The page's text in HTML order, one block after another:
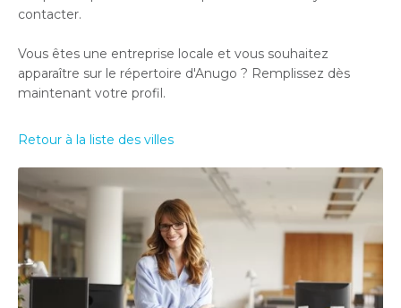
contacter.
Vous êtes une entreprise locale et vous souhaitez
apparaître sur le répertoire d'Anugo ? Remplissez dès
maintenant votre profil.
Retour à la liste des villes